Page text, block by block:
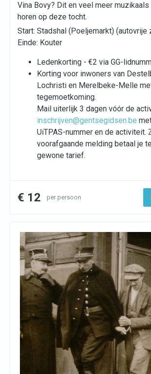
Vina Bovy? Dit en veel meer muzikaals
horen op deze tocht.
Start: Stadshal (Poeljemarkt) (autovrije
Einde: Kouter
Ledenkorting - €2 via GG-
Korting voor inwoners van
Lochristi en Merelbeke-Melle
tegemoetkoming.
Mail uiterlijk 3 dagen vóór de
inschrijven@gentsegidsen.be
UiTPAS-nummer en de activiteit.
voorafgaande melding betaal je
gewone tarief.
€ 12 per persoon